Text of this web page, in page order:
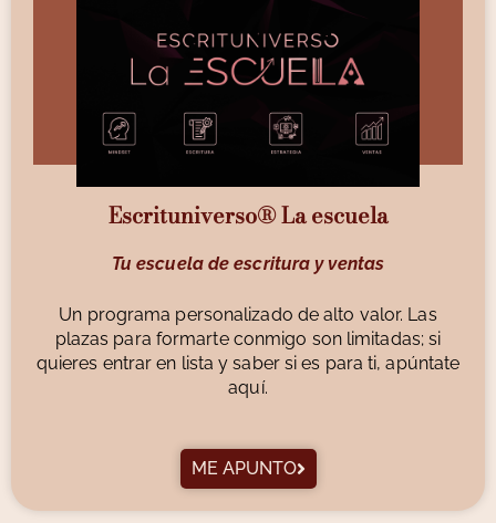
Escrituniverso® La escuela
Tu escuela de escritura y ventas
Un programa personalizado de alto valor. Las
plazas para formarte conmigo son limitadas; si
quieres entrar en lista y saber si es para ti, apúntate
aquí.
ME APUNTO